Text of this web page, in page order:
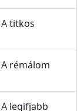
A titkos
A rémálom
A legifjabb